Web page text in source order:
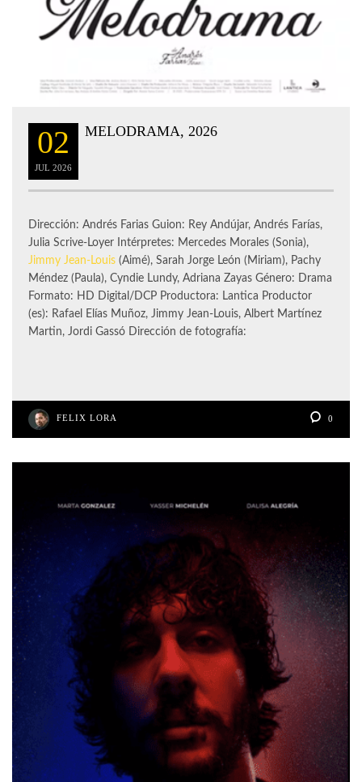
02
JUL 2026
MELODRAMA, 2026
Dirección: Andrés Farias Guion: Rey Andújar, Andrés Farías,
Julia Scrive-Loyer Intérpretes: Mercedes Morales (Sonia),
Jimmy Jean-Louis (Aimé), Sarah Jorge León (Miriam), Pachy
Méndez (Paula), Cyndie Lundy, Adriana Zayas Género: Drama
Formato: HD Digital/DCP Productora: Lantica Productor
(es): Rafael Elías Muñoz, Jimmy Jean-Louis, Albert Martínez
Martin, Jordi Gassó Dirección de fotografía:
FELIX LORA 0